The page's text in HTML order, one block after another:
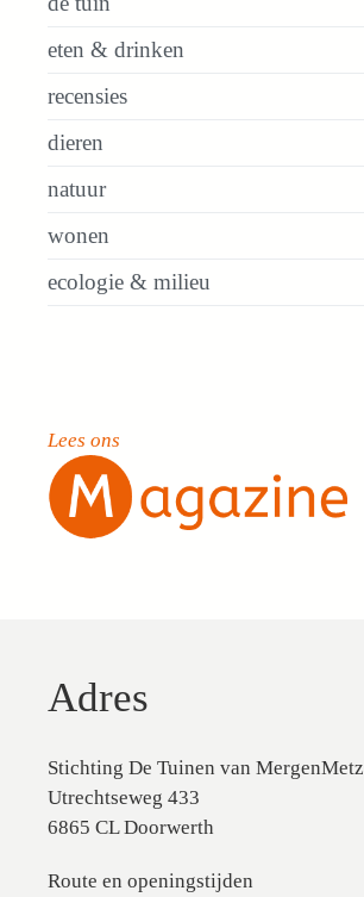
eten & drinken
recensies
dieren
natuur
wonen
ecologie & milieu
Lees ons
Adres
Stichting De Tuinen van MergenMetz
Utrechtseweg 433
6865 CL Doorwerth
Route en openingstijden